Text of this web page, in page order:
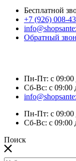
Бесплатной
+7 (926) 008-
Обратный
Пн-Пт: с
Сб-Вс: с 09:00
Пн-Пт: с
Сб-Вс: с 09:00
Поиск